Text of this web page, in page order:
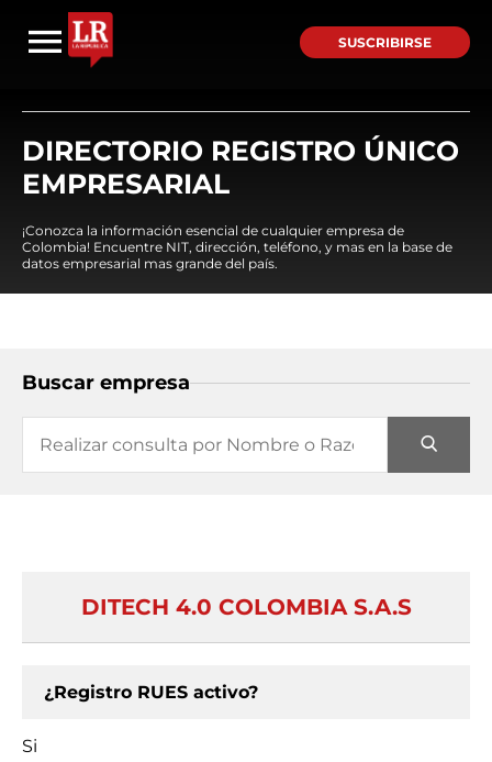
SUSCRIBIRSE
DIRECTORIO REGISTRO ÚNICO
EMPRESARIAL
¡Conozca la información esencial de cualquier empresa de
Colombia! Encuentre NIT, dirección, teléfono, y mas en la base de
datos empresarial mas grande del país.
Buscar empresa
DITECH 4.0 COLOMBIA S.A.S
¿Registro RUES activo?
Si